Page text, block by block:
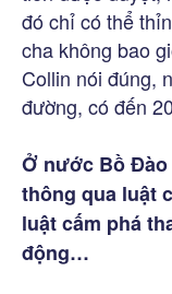
đó chỉ có thể
cha không bao
Collin nói đúng,
đường, có đến
Ở nước Bồ Đào
thông qua luật
luật cấm phá
động…